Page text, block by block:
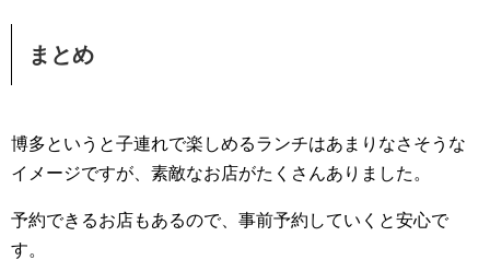
まとめ
博多というと子連れで楽しめるランチはあまりなさそうな
イメージですが、素敵なお店がたくさんありました。
予約できるお店もあるので、事前予約していくと安心で
す。